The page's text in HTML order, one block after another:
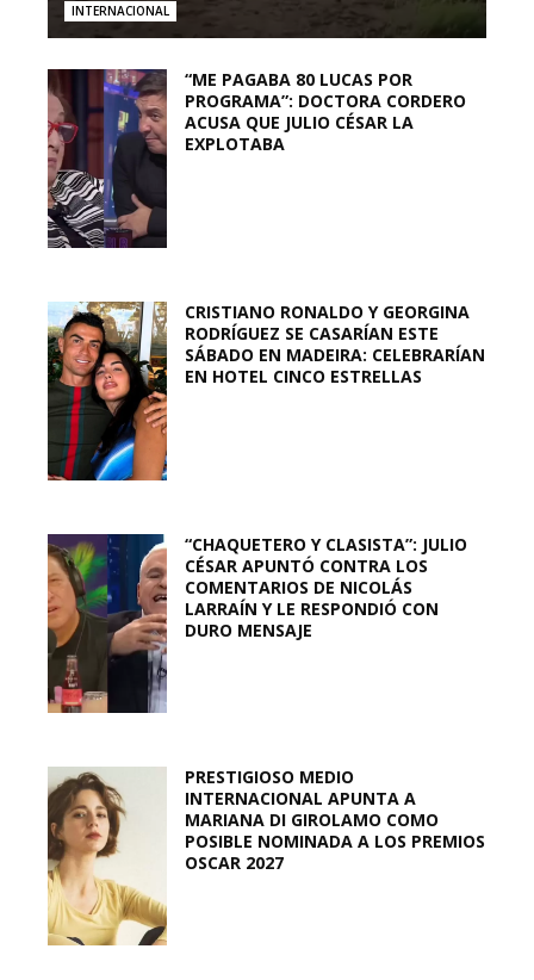
INTERNACIONAL
“ME PAGABA 80 LUCAS POR
PROGRAMA”: DOCTORA CORDERO
ACUSA QUE JULIO CÉSAR LA
EXPLOTABA
CRISTIANO RONALDO Y GEORGINA
RODRÍGUEZ SE CASARÍAN ESTE
SÁBADO EN MADEIRA: CELEBRARÍAN
EN HOTEL CINCO ESTRELLAS
“CHAQUETERO Y CLASISTA”: JULIO
CÉSAR APUNTÓ CONTRA LOS
COMENTARIOS DE NICOLÁS
LARRAÍN Y LE RESPONDIÓ CON
DURO MENSAJE
PRESTIGIOSO MEDIO
INTERNACIONAL APUNTA A
MARIANA DI GIROLAMO COMO
POSIBLE NOMINADA A LOS PREMIOS
OSCAR 2027